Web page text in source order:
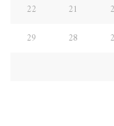
21
22
28
29